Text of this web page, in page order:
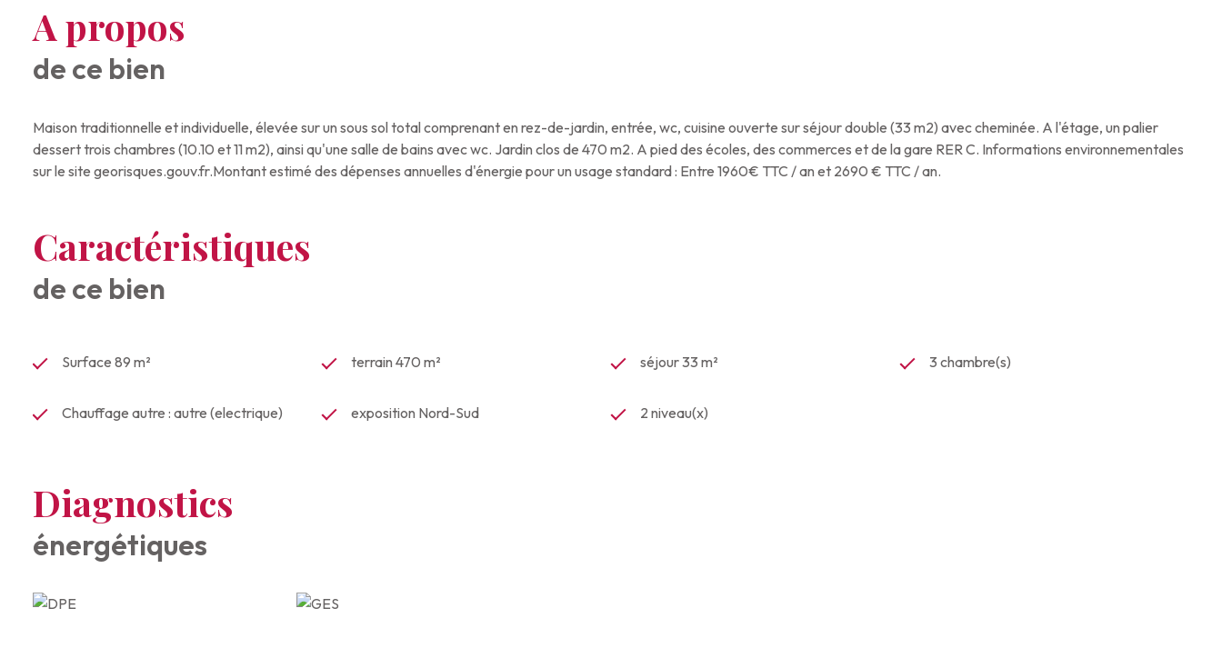
A propos
de ce bien
Maison traditionnelle et individuelle, élevée sur un sous sol total comprenant en rez-de-jardin, entrée, wc, cuisine ouverte sur séjour double (33 m2) avec cheminée. A l'étage, un palier
dessert trois chambres (10.10 et 11 m2), ainsi qu'une salle de bains avec wc. Jardin clos de 470 m2. A pied des écoles, des commerces et de la gare RER C. Informations environnementales
sur le site georisques.gouv.fr.Montant estimé des dépenses annuelles d'énergie pour un usage standard : Entre 1960€ TTC / an et 2690 € TTC / an.
Caractéristiques
de ce bien
Surface 89 m² terrain 470 m² séjour 33 m² 3 chambre(s)
Chauffage autre : autre (electrique) exposition Nord-Sud 2 niveau(x)
Diagnostics
énergétiques